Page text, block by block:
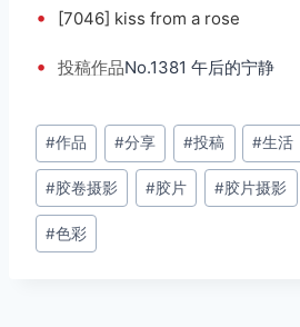
• [7046] kiss from a rose
• 投稿作品No.1381 午后的宁静
文
章
标
签：
#作品 #分享 #投稿 #生活
#胶卷摄影 #胶片 #胶片摄影
#色彩